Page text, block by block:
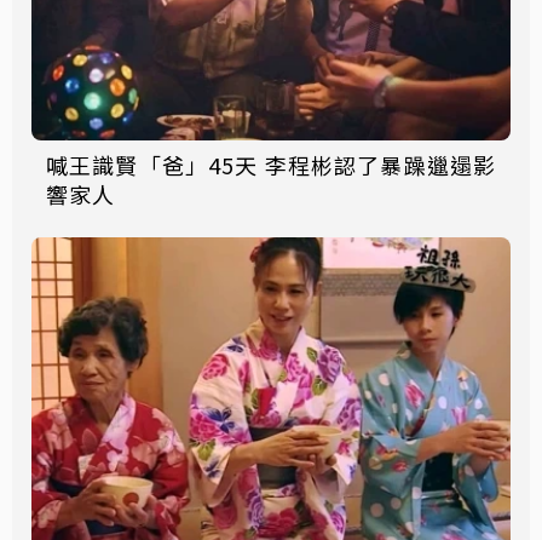
喊王識賢「爸」45天 李程彬認了暴躁邋遢影
響家人